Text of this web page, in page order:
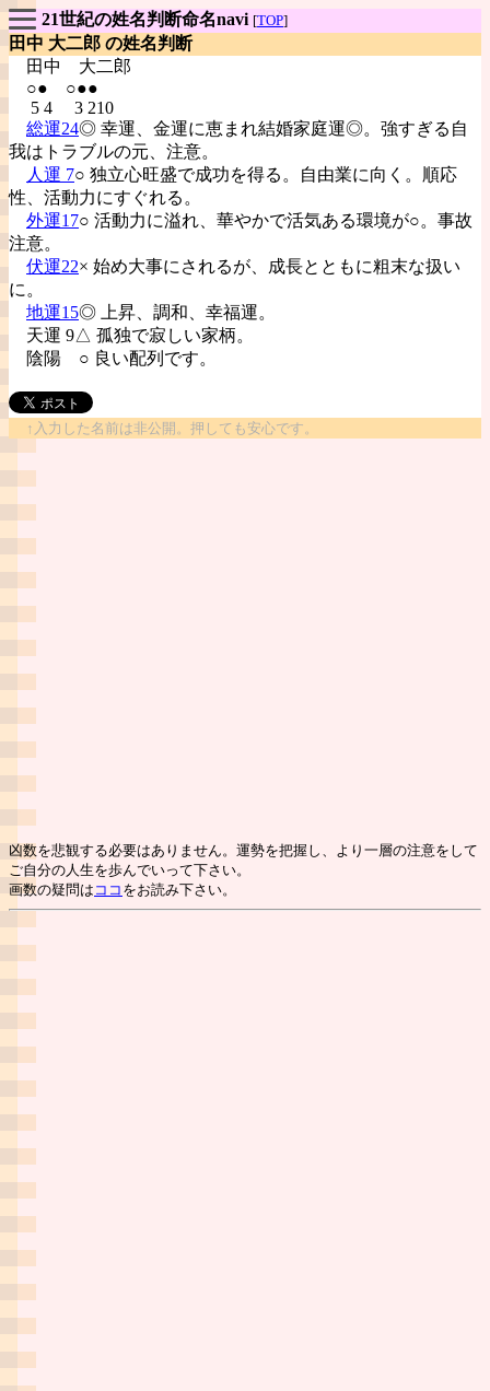
21世紀の姓名判断命名navi [TOP]
田中 大二郎 の姓名判断
田中 大二郎
○● ○●●
5 4 3 210
総運24◎ 幸運、金運に恵まれ結婚家庭運◎。強すぎる自
我はトラブルの元、注意。
人運 7○ 独立心旺盛で成功を得る。自由業に向く。順応
性、活動力にすぐれる。
外運17○ 活動力に溢れ、華やかで活気ある環境が○。事故
注意。
伏運22× 始め大事にされるが、成長とともに粗末な扱い
に。
地運15◎ 上昇、調和、幸福運。
天運 9△ 孤独で寂しい家柄。
陰陽 ○ 良い配列です。
↑入力した名前は非公開。押しても安心です。
凶数を悲観する必要はありません。運勢を把握し、より一層の注意をして
ご自分の人生を歩んでいって下さい。
画数の疑問は ココ をお読み下さい。